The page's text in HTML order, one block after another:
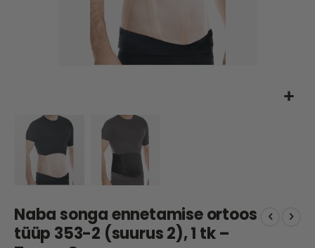
to
the
beginning
Naba songa ennetamise ortoos
tüüp 353-2 (suurus 2), 1 tk –